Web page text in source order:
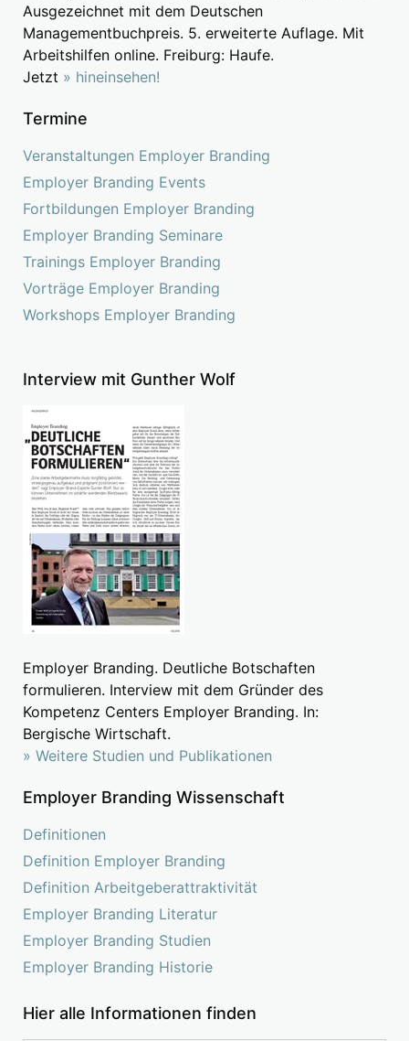
Ausgezeichnet mit dem Deutschen
Managementbuchpreis. 5. erweiterte Auflage. Mit
Arbeitshilfen online. Freiburg: Haufe.
Jetzt » hineinsehen!
Termine
Veranstaltungen Employer Branding
Employer Branding Events
Fortbildungen Employer Branding
Employer Branding Seminare
Trainings Employer Branding
Vorträge Employer Branding
Workshops Employer Branding
Interview mit Gunther Wolf
Employer Branding. Deutliche Botschaften
formulieren. Interview mit dem Gründer des
Kompetenz Centers Employer Branding. In:
Bergische Wirtschaft.
» Weitere Studien und Publikationen
Employer Branding Wissenschaft
Definitionen
Definition Employer Branding
Definition Arbeitgeberattraktivität
Employer Branding Literatur
Employer Branding Studien
Employer Branding Historie
Hier alle Informationen finden